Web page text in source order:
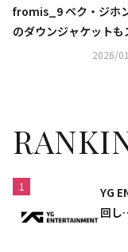
fromis_9 ペク・ジホ
のダウンジャケットも
2026/
1
YG
回し